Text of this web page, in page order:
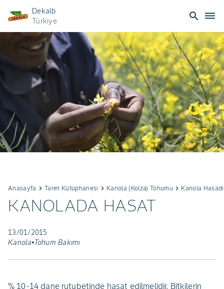
Dekalb
Türkiye
search dehaze
Anasayfa keyboard_arrow_right Tarım Kütüphanesi⁥⁣𝅸󠀪󠁚 keyboard_arrow_right Kanola (Kolza) Tohumu keyboard_arrow_right Kanola Hasadı
KANOLADA HASAT
13/01/2015
Kanola Tohum Bakımı
% 10-14 dane rutubetinde hasat edilmelidir. Bitkilerin